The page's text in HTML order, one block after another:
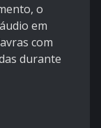
o
em
com
durante